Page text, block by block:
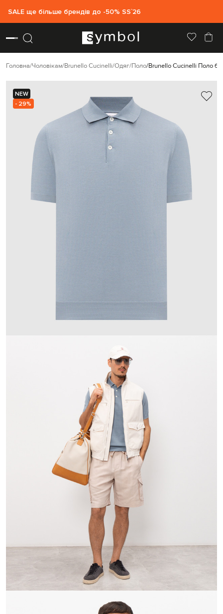
SALE ще більше брендів до -50% SS`26
Головна Чоловікам Brunello Cucinelli Одяг Поло Brunello Cucinelli Поло
NEW
- 29%